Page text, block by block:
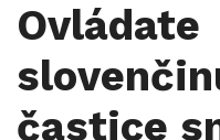
Ovládate
častice